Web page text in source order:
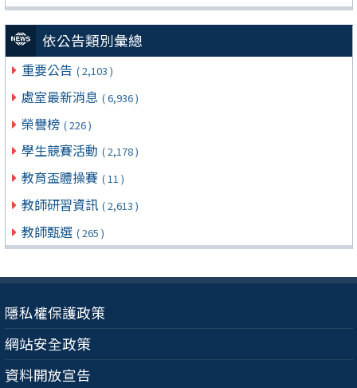
依公告類別彙總
重要公告 ( 2,103 )
處室最新消息 ( 6,936 )
榮譽榜 ( 226 )
學生競賽活動 ( 2,178 )
教育盃體操賽 ( 11 )
教師研習資訊 ( 2,613 )
教師甄選 ( 265 )
隱私權保護政策
網站安全政策
資料開放宣告